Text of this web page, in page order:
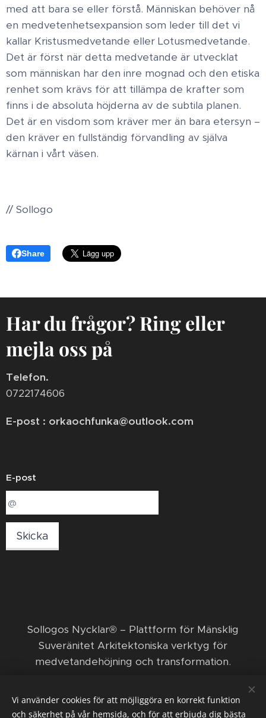
med att bara se eller förstå. Människan behöver nå
en medvetenhetsexpansion som leder till det vi
kallar Kristusmedvetande eller Lotusmedvetande.
Det är först när detta medvetande är utvecklat
som människan har den inre mognad och den etiska
renhet som krävs för att tillämpa de krafter som
finns i de absoluta höjderna av de subtila planen.
Det är en visdom som kräver mer än bara etersyn –
den kräver en fullständig förvandling av själva
kärnan i vårt väsen.
// Sollogo
Share
Har du frågor? Ring eller
mejla oss på
Telefon.
0722174606
E-post : orkaochfunka@outlook.com
E-post
Skicka
​Sollogos Nycklar® – Plattform för Mänsklig
Suveränitet Arkitektoniska verktyg för
medvetandehöjning och transformation. ​
© 2026 Sollogos Nycklar ägs och förvaltas av den
ekonomiska föreningen Nya positiva framsteg med
Vi använder cookies för att möjliggöra en korrekt funktion
och säkerhet på vår hemsida, och för att erbjuda dig bästa